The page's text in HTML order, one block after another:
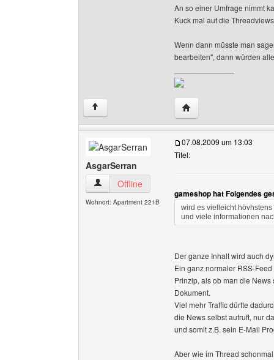
An so einer Umfrage nimmt
Kuck mal auf die
Wenn dann müsste man
bearbeiten", dann würden
↑ Website dieses
AsgarSerran
AsgarSerran Benutzer-Profile anzeigen
Offline
Wohnort: Apartment 221B
07.08.2009 um 13:03
Titel:
gameshop hat Folgendes
wird es vielleicht
und viele informationen
Der ganze Inhalt wird auch
Ein ganz normaler RSS-
Prinzip, als ob man die
Dokument.
Viel mehr Traffic dürfte
die News selbst aufruft, nur
und somit z.B. sein E-Mail
Aber wie im Thread